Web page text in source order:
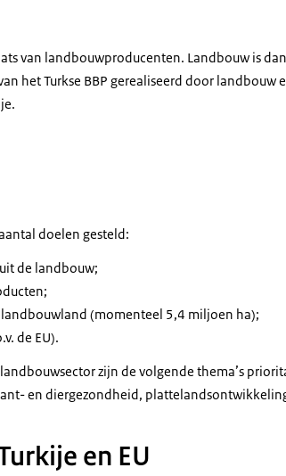
van landbouwproducenten. Landbouw is
het Turkse BBP gerealiseerd door landbouw
doelen gesteld:
de landbouw;
(momenteel 5,4 miljoen ha);
de EU).
zijn de volgende thema’s
en diergezondheid,
en EU